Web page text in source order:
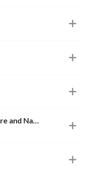
Jireh (feat. Chandler Moore and Naomi Raine) [Radio Version]